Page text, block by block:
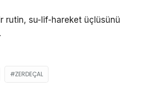
rutin, su-lif-hareket üçlüsünü
ZERDEÇAL